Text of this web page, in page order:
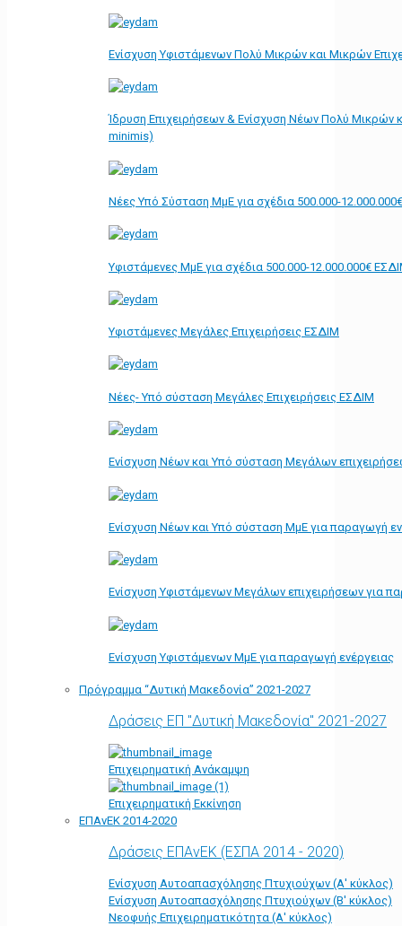
Ενίσχυση Υφιστάμενων Πολύ Μικρών και Μικρών
Ίδρυση Επιχειρήσεων & Ενίσχυση Νέων Πολύ Μικρών
minimis)
Νέες Υπό Σύσταση ΜμΕ για σχέδια 500.000-
Υφιστάμενες ΜμΕ για σχέδια 500.000-12.000.000€
Υφιστάμενες Μεγάλες Επιχειρήσεις ΕΣΔΙΜ
Νέες- Υπό σύσταση Μεγάλες Επιχειρήσεις ΕΣΔΙΜ
Ενίσχυση Νέων και Υπό σύσταση Μεγάλων
Ενίσχυση Νέων και Υπό σύσταση ΜμΕ για παραγωγή
Ενίσχυση Υφιστάμενων Μεγάλων επιχειρήσεων για
Ενίσχυση Υφιστάμενων ΜμΕ για παραγωγή ενέργειας
Πρόγραμμα “Δυτική Μακεδονία” 2021-2027
Δράσεις ΕΠ "Δυτική Μακεδονία" 2021-2027
Επιχειρηματική Ανάκαμψη
Επιχειρηματική Εκκίνηση
ΕΠΑνΕΚ 2014-2020
Δράσεις ΕΠΑνΕΚ (ΕΣΠΑ 2014 - 2020)
Ενίσχυση Αυτοαπασχόλησης Πτυχιούχων (Α' κύκλος)
Ενίσχυση Αυτοαπασχόλησης Πτυχιούχων (Β' κύκλος)
Νεοφυής Επιχειρηματικότητα (Α' κύκλος)